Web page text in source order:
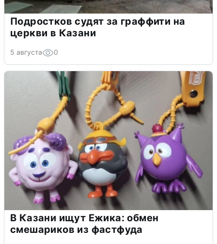
Подростков судят за граффити на
церкви в Казани
5 августа 0
В Казани ищут Ежика: обмен
смешариков из фастфуда